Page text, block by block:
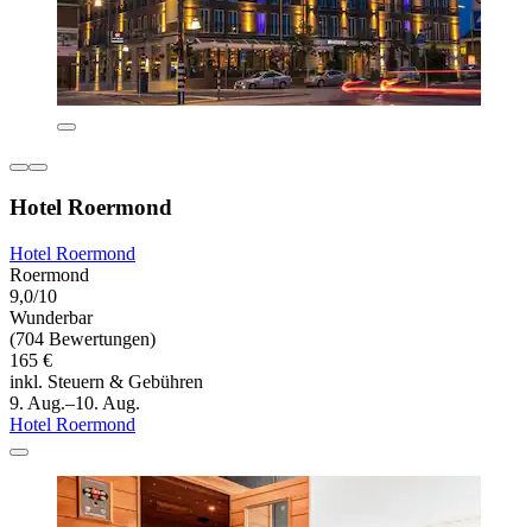
Hotel Roermond
Hotel Roermond
Roermond
9,0/10
Wunderbar
(704 Bewertungen)
165 €
inkl. Steuern & Gebühren
9. Aug.–10. Aug.
Hotel Roermond